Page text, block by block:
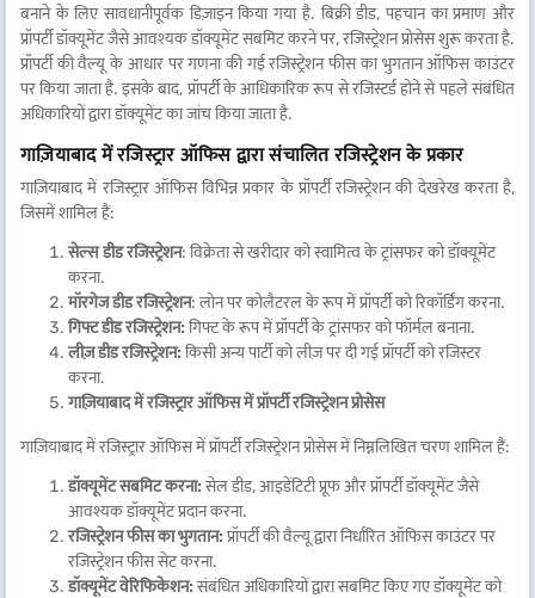
बनाने के लिए सावधानीपूर्वक डिज़ाइन किया गया है. बिक्री डीड, पहचान का प्रमाण और
प्रॉपर्टी डॉक्यूमेंट जैसे आवश्यक डॉक्यूमेंट सबमिट करने पर, रजिस्ट्रेशन प्रोसेस शुरू करता है.
प्रॉपर्टी की वैल्यू के आधार पर गणना की गई रजिस्ट्रेशन फीस का भुगतान ऑफिस काउंटर
पर किया जाता है. इसके बाद, प्रॉपर्टी के आधिकारिक रूप से रजिस्टर्ड होने से पहले संबंधित
अधिकारियों द्वारा डॉक्यूमेंट का जांच किया जाता है.
गाज़ियाबाद में रजिस्ट्रार ऑफिस द्वारा संचालित रजिस्ट्रेशन के प्रकार
गाज़ियाबाद में रजिस्ट्रार ऑफिस विभिन्न प्रकार के प्रॉपर्टी रजिस्ट्रेशन की देखरेख करता है,
जिसमें शामिल हैं:
सेल्स डीड रजिस्ट्रेशन: विक्रेता से खरीदार को स्वामित्व के ट्रांसफर को डॉक्यूमेंट
करना.
मॉरगेज डीड रजिस्ट्रेशन: लोन पर कोलैटरल के रूप में प्रॉपर्टी को रिकॉर्डिंग करना.
गिफ्ट डीड रजिस्ट्रेशन: गिफ्ट के रूप में प्रॉपर्टी के ट्रांसफर को फॉर्मल बनाना.
लीज़ डीड रजिस्ट्रेशन: किसी अन्य पार्टी को लीज़ पर दी गई प्रॉपर्टी को रजिस्टर
करना.
गाज़ियाबाद में रजिस्ट्रार ऑफिस में प्रॉपर्टी रजिस्ट्रेशन प्रोसेस
गाज़ियाबाद में रजिस्ट्रार ऑफिस में प्रॉपर्टी रजिस्ट्रेशन प्रोसेस में निम्नलिखित चरण शामिल हैं:
डॉक्यूमेंट सबमिट करना: सेल डीड, आइडेंटिटी प्रूफ और प्रॉपर्टी डॉक्यूमेंट जैसे
आवश्यक डॉक्यूमेंट प्रदान करना.
रजिस्ट्रेशन फीस का भुगतान: प्रॉपर्टी की वैल्यू द्वारा निर्धारित ऑफिस काउंटर पर
रजिस्ट्रेशन फीस सेट करना.
डॉक्यूमेंट वेरिफिकेशन: संबंधित अधिकारियों द्वारा सबमिट किए गए डॉक्यूमेंट को